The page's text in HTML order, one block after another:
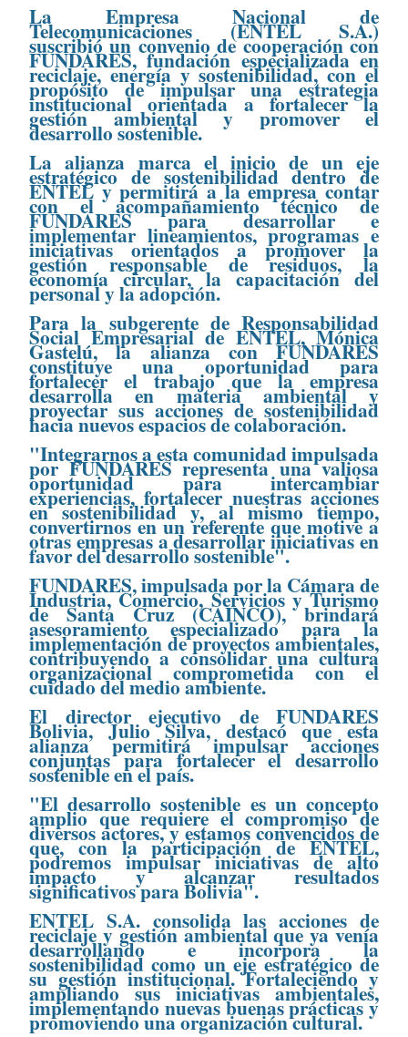
La Empresa Nacional de
Telecomunicaciones (ENTEL S.A.)
suscribió un convenio de cooperación con
FUNDARES, fundación especializada en
reciclaje, energía y sostenibilidad, con el
propósito de impulsar una estrategia
institucional orientada a fortalecer la
gestión ambiental y promover el
desarrollo sostenible.
La alianza marca el inicio de un eje
estratégico de sostenibilidad dentro de
ENTEL y permitirá a la empresa contar
con el acompañamiento técnico de
FUNDARES para desarrollar e
implementar lineamientos, programas e
iniciativas orientados a promover la
gestión responsable de residuos, la
economía circular, la capacitación del
personal y la adopción.
Para la subgerente de Responsabilidad
Social Empresarial de ENTEL, Mónica
Gastelú, la alianza con FUNDARES
constituye una oportunidad para
fortalecer el trabajo que la empresa
desarrolla en materia ambiental y
proyectar sus acciones de sostenibilidad
hacia nuevos espacios de colaboración.
"Integrarnos a esta comunidad impulsada
por FUNDARES representa una valiosa
oportunidad para intercambiar
experiencias, fortalecer nuestras acciones
en sostenibilidad y, al mismo tiempo,
convertirnos en un referente que motive a
otras empresas a desarrollar iniciativas en
favor del desarrollo sostenible".
FUNDARES, impulsada por la Cámara de
Industria, Comercio, Servicios y Turismo
de Santa Cruz (CAINCO), brindará
asesoramiento especializado para la
implementación de proyectos ambientales,
contribuyendo a consolidar una cultura
organizacional comprometida con el
cuidado del medio ambiente.
El director ejecutivo de FUNDARES
Bolivia, Julio Silva, destacó que esta
alianza permitirá impulsar acciones
conjuntas para fortalecer el desarrollo
sostenible en el país.
"El desarrollo sostenible es un concepto
amplio que requiere el compromiso de
diversos actores, y estamos convencidos de
que, con la participación de ENTEL,
podremos impulsar iniciativas de alto
impacto y alcanzar resultados
significativos para Bolivia".
ENTEL S.A. consolida las acciones de
reciclaje y gestión ambiental que ya venía
desarrollando e incorpora la
sostenibilidad como un eje estratégico de
su gestión institucional. Fortaleciendo y
ampliando sus iniciativas ambientales,
implementando nuevas buenas prácticas y
promoviendo una organización cultural.